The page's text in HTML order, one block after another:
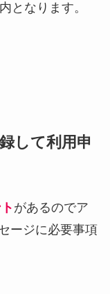
となります。
して利用申
があるのでア
ージに必要事項